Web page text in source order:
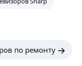
по ремонту